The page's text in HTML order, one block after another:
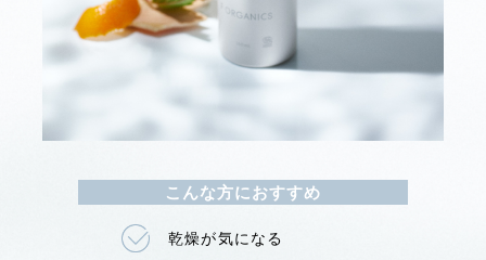
こんな方におすすめ
乾燥が気になる